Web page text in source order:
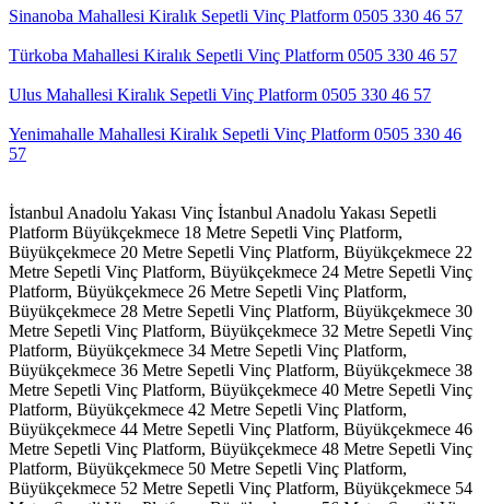
Sinanoba Mahallesi Kiralık Sepetli Vinç Platform 0505 330 46 57
Türkoba Mahallesi Kiralık Sepetli Vinç Platform 0505 330 46 57
Ulus Mahallesi Kiralık Sepetli Vinç Platform 0505 330 46 57
Yenimahalle Mahallesi Kiralık Sepetli Vinç Platform 0505 330 46
57
İstanbul Anadolu Yakası Vinç İstanbul Anadolu Yakası Sepetli
Platform Büyükçekmece 18 Metre Sepetli Vinç Platform,
Büyükçekmece 20 Metre Sepetli Vinç Platform, Büyükçekmece 22
Metre Sepetli Vinç Platform, Büyükçekmece 24 Metre Sepetli Vinç
Platform, Büyükçekmece 26 Metre Sepetli Vinç Platform,
Büyükçekmece 28 Metre Sepetli Vinç Platform, Büyükçekmece 30
Metre Sepetli Vinç Platform, Büyükçekmece 32 Metre Sepetli Vinç
Platform, Büyükçekmece 34 Metre Sepetli Vinç Platform,
Büyükçekmece 36 Metre Sepetli Vinç Platform, Büyükçekmece 38
Metre Sepetli Vinç Platform, Büyükçekmece 40 Metre Sepetli Vinç
Platform, Büyükçekmece 42 Metre Sepetli Vinç Platform,
Büyükçekmece 44 Metre Sepetli Vinç Platform, Büyükçekmece 46
Metre Sepetli Vinç Platform, Büyükçekmece 48 Metre Sepetli Vinç
Platform, Büyükçekmece 50 Metre Sepetli Vinç Platform,
Büyükçekmece 52 Metre Sepetli Vinç Platform, Büyükçekmece 54